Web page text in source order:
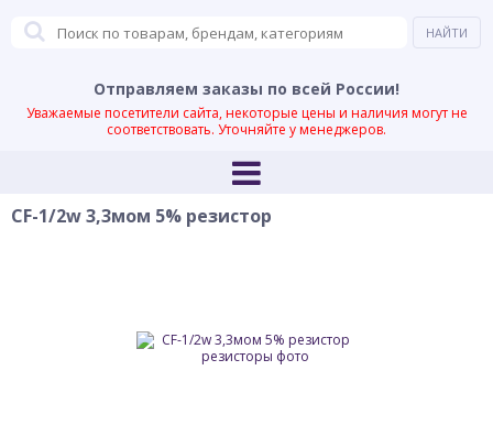
Отправляем заказы по всей России!
Уважаемые посетители сайта, некоторые цены и наличия могут не
соответствовать. Уточняйте у менеджеров.
CF-1/2w 3,3мом 5% резистор